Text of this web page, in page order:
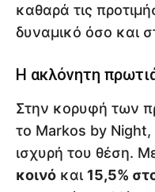
καθαρά τις
δυναμικό όσο και
Η ακλόνητη
Στην κορυφή των
το Markos by Night,
ισχυρή του θέση.
κοινό και 15,5%